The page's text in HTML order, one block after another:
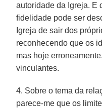
autoridade da Igreja. E
fidelidade pode ser
Igreja de sair dos
reconhecendo que os
mas hoje
vinculantes.
4. Sobre o tema da
parece-me que os